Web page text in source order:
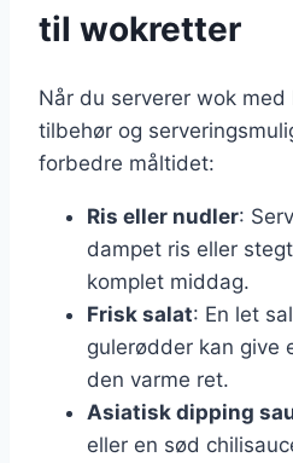
til wokretter
Når du serverer wok
tilbehør og
forbedre måltidet:
Ris eller nudler:
dampet ris eller
komplet middag.
Frisk salat: En let
gulerødder kan give
den varme ret.
Asiatisk dipping
eller en sød